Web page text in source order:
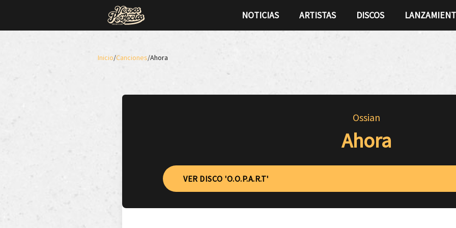
NOTICIAS ARTISTAS DISCOS
Inicio/Canciones/Ahora
Ossian
Ahora
VER DISCO 'O.O.P.A.R.T'